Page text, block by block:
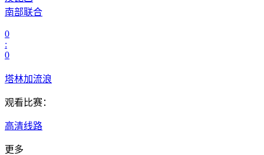
南部联合
0
:
0
塔林加流浪
观看比赛：
高清线路
更多